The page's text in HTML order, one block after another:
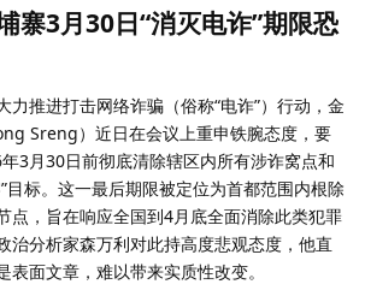
寨3月30日“消灭电诈”期限恐
力推进打击网络诈骗（俗称“电诈”）行动，金
Sreng）近日在会议上重申铁腕态度，要
3月30日前彻底清除辖区内所有涉诈窝点和
目标。这一最后期限被定位为首都范围内根除
点，旨在响应全国到4月底全面消除此类犯罪
治分析家森万利对此持高度悲观态度，他直
面文章，难以带来实质性改变。